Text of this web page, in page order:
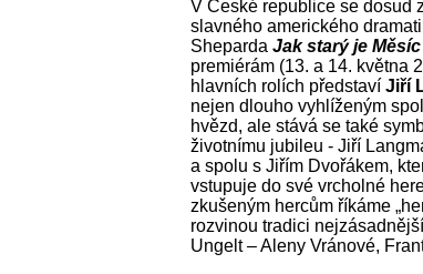
V České republice se dosud
slavného amerického
Sheparda Jak starý je
premiérám (13. a 14. května
hlavních rolích představí Jiří
nejen dlouho vyhlíženým
hvězd, ale stává se také
životnímu jubileu - Jiří
a spolu s Jiřím Dvořákem,
vstupuje do své vrcholné
zkušeným hercům říkáme
rozvinou tradici
Ungelt – Aleny Vránové,